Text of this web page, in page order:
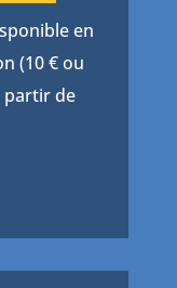
en
(10 € ou
partir de